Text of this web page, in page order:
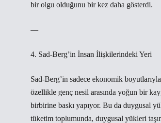
bir olgu olduğunu bir kez daha gösterdi.
—
4. Sad-Berg’in İnsan İlişkilerindeki Yeri
Sad-Berg’in sadece ekonomik
özellikle genç nesil arasında yoğun bir
birbirine baskı yapıyor. Bu da duygusal
tüketim toplumunda, duygusal yükleri